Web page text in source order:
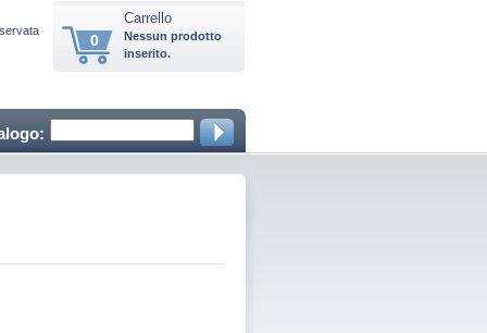
0
Carrello
Nessun prodotto
inserito.